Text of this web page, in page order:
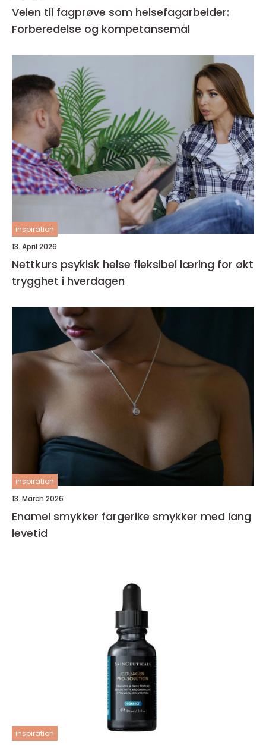
Veien til fagprøve som helsefagarbeider:
Forberedelse og kompetansemål
inspiration
13. April 2026
Nettkurs psykisk helse fleksibel læring for økt
trygghet i hverdagen
inspiration
13. March 2026
Enamel smykker fargerike smykker med lang
levetid
inspiration